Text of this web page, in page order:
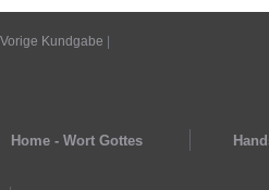
Vorige Kundgabe
Home - Wort Gottes